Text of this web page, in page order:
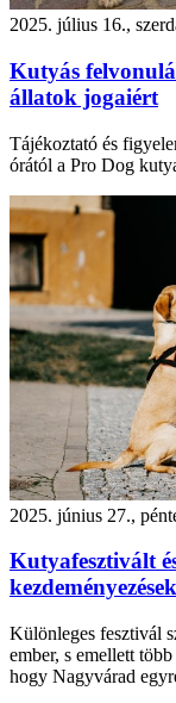
2025. július 16.,
Kutyás
állatok jogaiért
Tájékoztató és
órától a Pro Dog
2025. június 27.,
Kutyafesztivált
Különleges fesztivál
ember, s emellett
hogy Nagyvárad